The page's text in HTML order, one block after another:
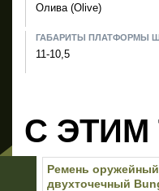
Олива (Olive)
ГАБАРИТЫ ПЛАТФОРМЫ
11-10,5
С
Ремень оружейный
двухточечный